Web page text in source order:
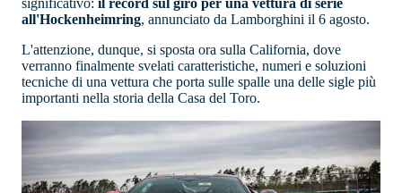
all'Hockenheimring, annunciato da Lamborghini il 6 agosto.
L'attenzione, dunque, si sposta ora sulla California, dove
verranno finalmente svelati caratteristiche, numeri e soluzioni
tecniche di una vettura che porta sulle spalle una delle sigle più
importanti nella storia della Casa del Toro.